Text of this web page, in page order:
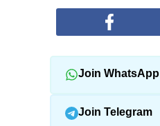
Join WhatsApp
Join Telegram